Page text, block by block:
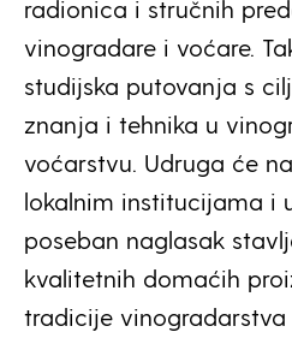
radionica i stručnih
vinogradare i voćare.
studijska putovanja s
znanja i tehnika u
voćarstvu. Udruga će
lokalnim institucijama i
poseban naglasak
kvalitetnih domaćih
tradicije